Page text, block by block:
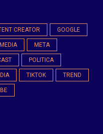
CREATOR GOOGLE
MEDIA META
POLITICA
TIKTOK TREND